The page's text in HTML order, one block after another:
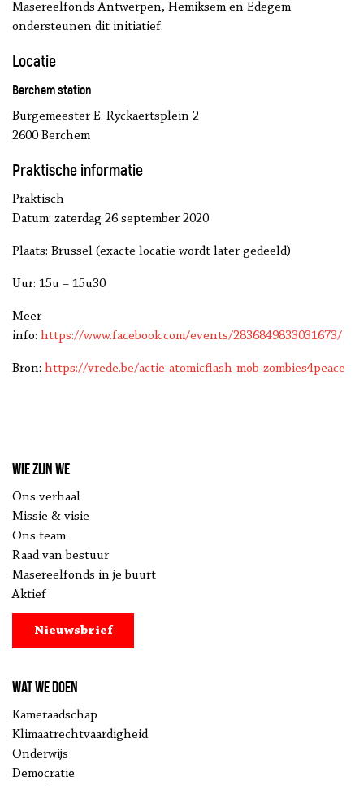
Masereelfonds Antwerpen, Hemiksem en Edegem
ondersteunen dit initiatief.
Locatie
Berchem station
Burgemeester E. Ryckaertsplein 2
2600 Berchem
Praktische informatie
Praktisch
Datum: zaterdag 26 september 2020
Plaats: Brussel (exacte locatie wordt later gedeeld)
Uur: 15u – 15u30
Meer
info: https://www.facebook.com/events/2836849833031673/
Bron: https://vrede.be/actie-atomicflash-mob-zombies4peace
Wie zijn we
Ons verhaal
Missie & visie
Ons team
Raad van bestuur
Masereelfonds in je buurt
Aktief
Nieuwsbrief
Wat we doen
Kameraadschap
Klimaatrechtvaardigheid
Onderwijs
Democratie